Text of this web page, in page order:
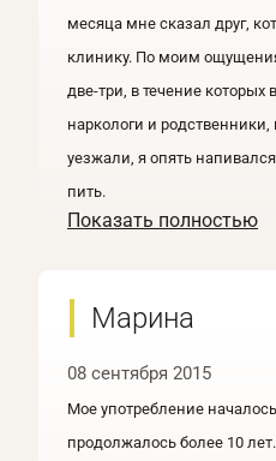
месяца мне сказал друг,
клинику. По моим
две-три, в течение
наркологи и родственники,
уезжали, я опять
пить.
Показать полностью
Марина
08 сентября 2015
Мое употребление
продолжалось более 10